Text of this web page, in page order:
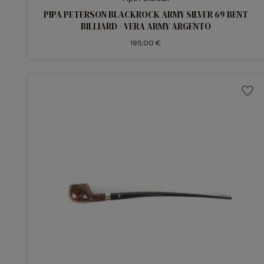
PIPA PETERSON BLACKROCK ARMY SILVER 69 BENT
BILLIARD - VERA ARMY ARGENTO
195,00 €
favorite_border